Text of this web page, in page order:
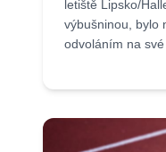
letiště Lipsko/
výbušninou, bylo
odvoláním na své